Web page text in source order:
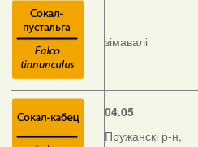
зімавалі
04.05
Пружанскі р-н,